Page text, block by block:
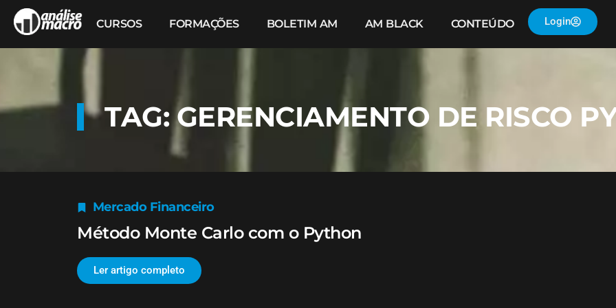
CURSOS FORMAÇÕES BOLETIM AM AM BLACK CONTEÚDO Login
TAG: GERENCIAMENTO DE RISCO
Mercado Financeiro
Método Monte Carlo com o Python
Ler artigo completo